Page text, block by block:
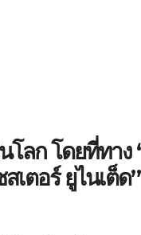
ลก โดยที่ทาง
เตอร์ ยูไนเต็